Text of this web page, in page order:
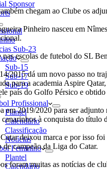
Sponsor
Sub-23
Sub-15
Sub-17
Sub-19
Profissional
Plantel
Calendário
Classificação
Notícias
Feminino
Plantel
Calendário
chegam ao Clube os
Pinheiro nasceu em
nas escolas de futebol do SL
2015 dá um novo passo no
para a academia Aspire
país do Golfo Pérsico e
em 2019/2020 para ser
à conquista do título
deixou marca e por isso
campeão da Liga do Catar.
foram muitas as notícias de